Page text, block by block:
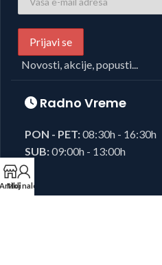
Novosti, akcije, popusti...
Radno Vreme
PON - PET:08:30h - 16:30h
SUB:09:00h - 13:00h
Artikli
Moj nalog